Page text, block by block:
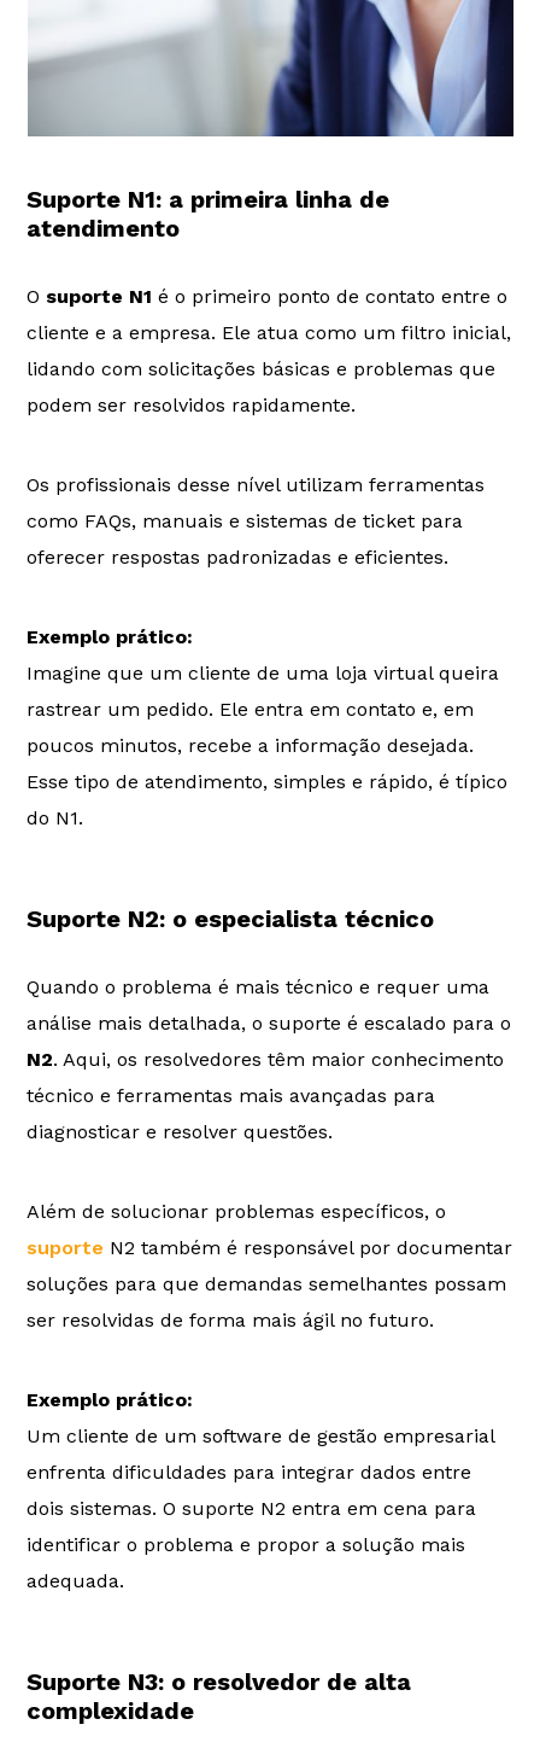
Suporte N1: a primeira linha de
atendimento
O suporte N1 é o primeiro ponto de contato entre o
cliente e a empresa. Ele atua como um filtro inicial,
lidando com solicitações básicas e problemas que
podem ser resolvidos rapidamente.
Os profissionais desse nível utilizam ferramentas
como FAQs, manuais e sistemas de ticket para
oferecer respostas padronizadas e eficientes.
Exemplo prático:
Imagine que um cliente de uma loja virtual queira
rastrear um pedido. Ele entra em contato e, em
poucos minutos, recebe a informação desejada.
Esse tipo de atendimento, simples e rápido, é típico
do N1.
Suporte N2: o especialista técnico
Quando o problema é mais técnico e requer uma
análise mais detalhada, o suporte é escalado para o
N2. Aqui, os resolvedores têm maior conhecimento
técnico e ferramentas mais avançadas para
diagnosticar e resolver questões.
Além de solucionar problemas específicos, o
suporte N2 também é responsável por documentar
soluções para que demandas semelhantes possam
ser resolvidas de forma mais ágil no futuro.
Exemplo prático:
Um cliente de um software de gestão empresarial
enfrenta dificuldades para integrar dados entre
dois sistemas. O suporte N2 entra em cena para
identificar o problema e propor a solução mais
adequada.
Suporte N3: o resolvedor de alta
complexidade